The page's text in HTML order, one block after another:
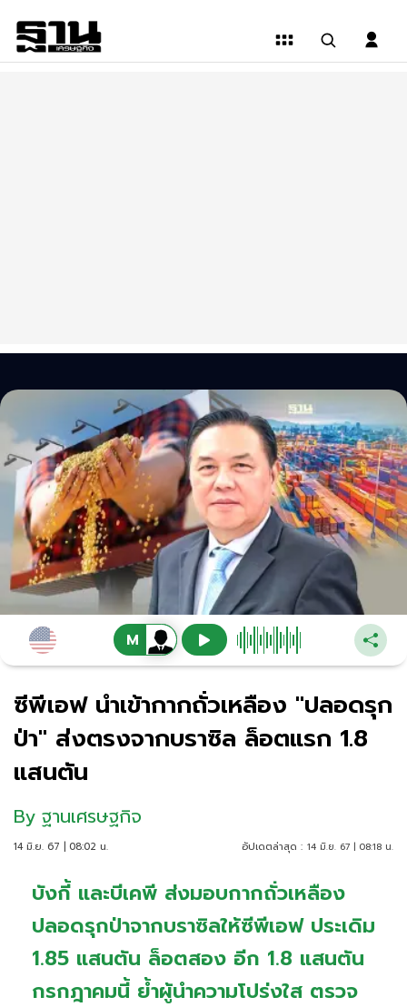
ซีพีเอฟ นำเข้ากากถั่วเหลือง "ปลอดรุก
ป่า" ส่งตรงจากบราซิล ล็อตแรก 1.8
แสนตัน
By ฐานเศรษฐกิจ
14 มิ.ย. 67 | 08:02 น. อัปเดตล่าสุด : 14 มิ.ย. 67 | 08:18 น.
บังกี้ และบีเคพี ส่งมอบกากถั่วเหลือง
ปลอดรุกป่าจากบราซิลให้ซีพีเอฟ ประเดิม
1.85 แสนตัน ล็อตสอง อีก 1.8 แสนตัน
กรกฎาคมนี้ ย้ำผู้นำความโปร่งใส ตรวจ